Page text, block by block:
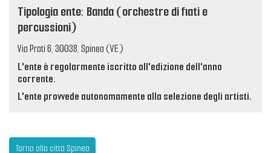
Tipologia ente: Banda (orchestre di fiati e
percussioni)
Via Prati 6, 30038, Spinea (VE)
L'ente è regolarmente iscritto all'edizione dell'anno
corrente.
L'ente provvede autonomamente alla selezione degli artisti.
Torna alla città Spinea